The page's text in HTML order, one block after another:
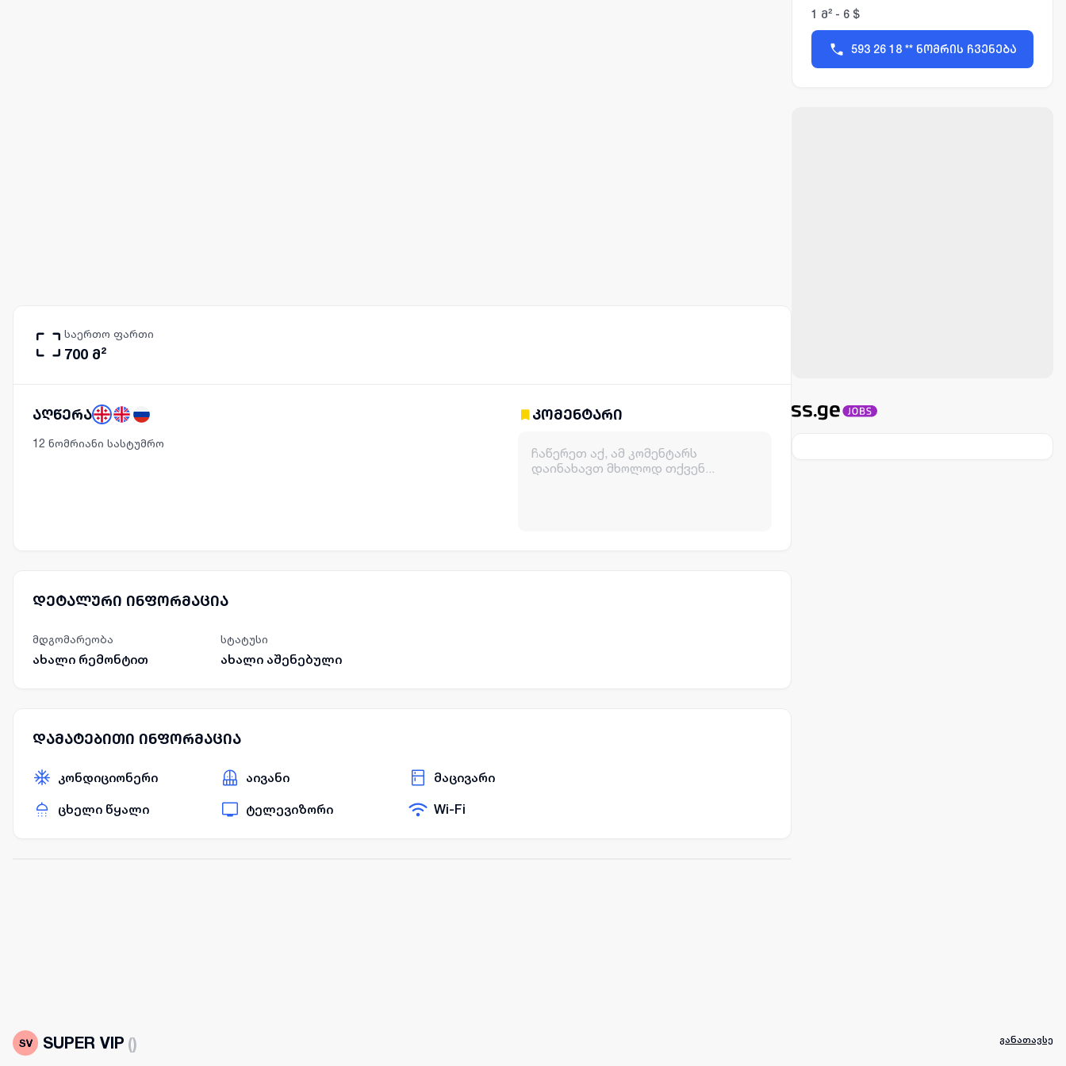
საერთო ფართი
700 მ²
აღწერა
12 ნომრიანი სასტუმრო
კომენტარი
დეტალური ინფორმაცია
მდგომარეობა
ახალი რემონტით
სტატუსი
ახალი აშენებული
დამატებითი ინფორმაცია
კონდიციონერი აივანი მაცივარი
ცხელი წყალი ტელევიზორი Wi-Fi
1 მ² - 6 $
593 26 18 ** ნომრის ჩვენება
SUPER VIP () განათავსე